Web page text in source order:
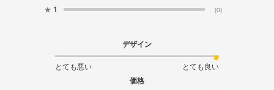
★ 1 (0)
デザイン
とても悪い
とても良い
価格